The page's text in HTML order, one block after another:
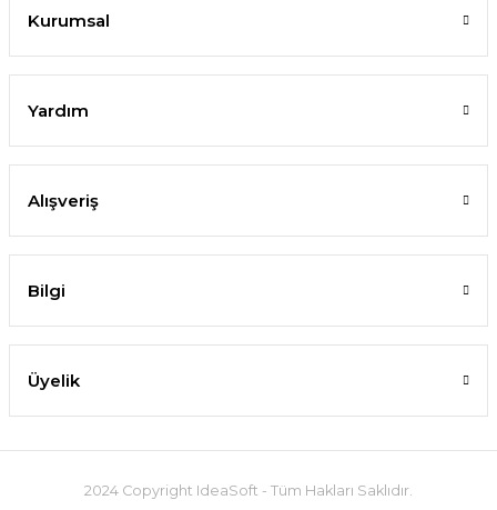
Kurumsal
Yardım
Alışveriş
Bilgi
Üyelik
2024 Copyright IdeaSoft - Tüm Hakları Saklıdır.